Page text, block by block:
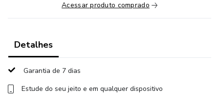
Acessar produto comprado
Detalhes
Garantia de 7 dias
Estude do seu jeito e em qualquer dispositivo